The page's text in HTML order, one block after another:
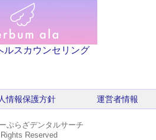
ルスカウンセリング
情報保護方針 運営者情報
ぷらざデンタルサーチ
Reserved